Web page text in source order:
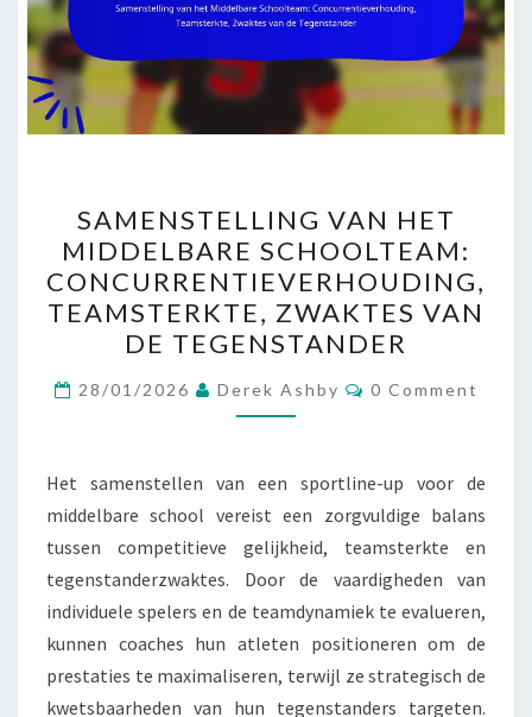
VAN
HET
MIDDELBARE
SCHOOLTEAM:
TEAMSTERKTE,
ZWAKTES
DE
TEGENSTANDER
SAMENSTELLING VAN HET
MIDDELBARE SCHOOLTEAM:
CONCURRENTIEVERHOUDING,
TEAMSTERKTE, ZWAKTES VAN
DE TEGENSTANDER
28/01/2026 Derek Ashby Comments
0 Comment
Het samenstellen van een sportline-up voor de
middelbare school vereist een zorgvuldige balans
tussen competitieve gelijkheid, teamsterkte en
tegenstanderzwaktes. Door de vaardigheden van
individuele spelers en de teamdynamiek te evalueren,
kunnen coaches hun atleten positioneren om de
prestaties te maximaliseren, terwijl ze strategisch de
kwetsbaarheden van hun tegenstanders targeten.